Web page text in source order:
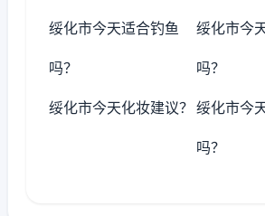
绥化市今天适合钓鱼
吗？
绥化市今
吗？
绥化市今天化妆建议？ 绥化市今
吗？